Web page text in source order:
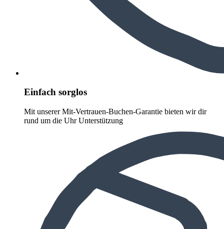
Einfach sorglos
Mit unserer Mit-Vertrauen-Buchen-Garantie bieten wir dir
rund um die Uhr Unterstützung